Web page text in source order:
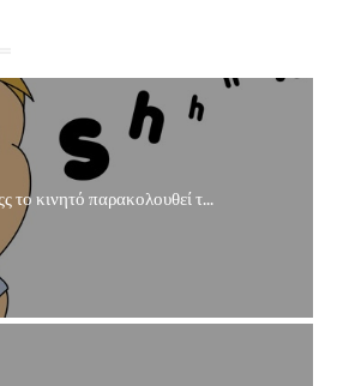
το κινητό παρακολουθεί τ...